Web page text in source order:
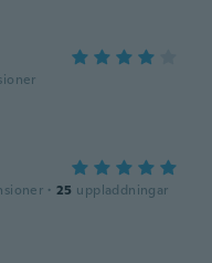
· 25 uppladdningar